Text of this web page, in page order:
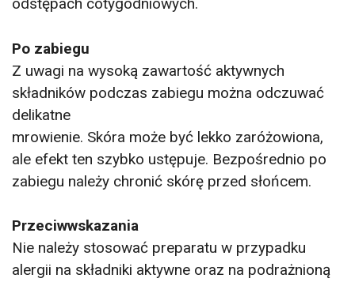
odstępach cotygodniowych.
Po zabiegu
Z uwagi na wysoką zawartość aktywnych
składników podczas zabiegu można odczuwać
delikatne
mrowienie. Skóra może być lekko zaróżowiona,
ale efekt ten szybko ustępuje. Bezpośrednio po
zabiegu należy chronić skórę przed słońcem.
Przeciwwskazania
Nie należy stosować preparatu w przypadku
alergii na składniki aktywne oraz na podrażnioną